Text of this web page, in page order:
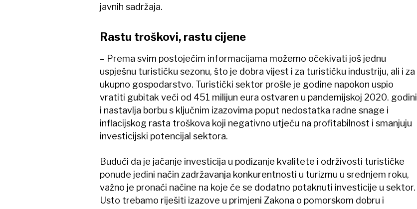
javnih sadržaja.
Rastu troškovi, rastu cijene
– Prema svim postojećim informacijama možemo očekivati još jednu
uspješnu turističku sezonu, što je dobra vijest i za turističku industriju, ali i za
ukupno gospodarstvo. Turistički sektor prošle je godine napokon uspio
vratiti gubitak veći od 451 milijun eura ostvaren u pandemijskoj 2020. godini
i nastavlja borbu s ključnim izazovima poput nedostatka radne snage i
inflacijskog rasta troškova koji negativno utječu na profitabilnost i smanjuju
investicijski potencijal sektora.
Budući da je jačanje investicija u podizanje kvalitete i održivosti turističke
ponude jedini način zadržavanja konkurentnosti u turizmu u srednjem roku,
važno je pronaći načine na koje će se dodatno potaknuti investicije u sektor.
Usto trebamo riješiti izazove u primjeni Zakona o pomorskom dobru i